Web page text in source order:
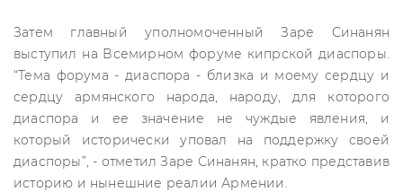
Затем главный уполномоченный Заре Синанян
выступил на Всемирном форуме кипрской диаспоры.
“Тема форума - диаспора - близка и моему сердцу и
сердцу армянского народа, народу, для которого
диаспора и ее значение не чуждые явления, и
который исторически уповал на поддержку своей
диаспоры”, - отметил Заре Синанян, кратко представив
историю и нынешние реалии Армении.